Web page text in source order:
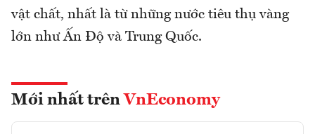
vật chất, nhất là từ những nước tiêu thụ vàng
lớn như Ấn Độ và Trung Quốc.
Mới nhất trên VnEconomy